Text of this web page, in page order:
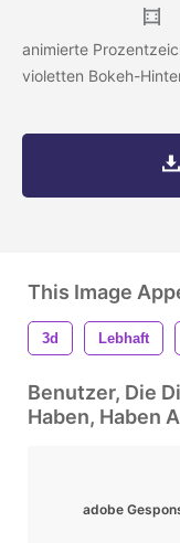
animierte
violetten Bokeh-
This Image
3d Lebhaft
Benutzer, Die
Haben, Haben
adobe